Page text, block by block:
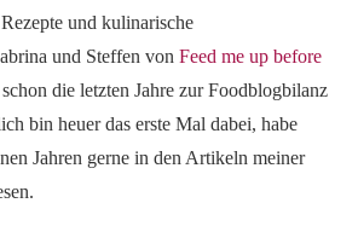
und kulinarische
und Steffen von Feed me up before
die letzten Jahre zur Foodblogbilanz
bin heuer das erste Mal dabei, habe
Jahren gerne in den Artikeln meiner